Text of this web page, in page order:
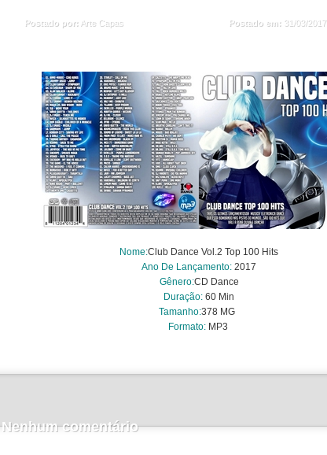
Postado por: Arte Capas Postado em: 31/03/2017
Nome:Club Dance Vol.2 Top 100 Hits
Ano De Lançamento: 2017
Gênero:CD Dance
Duração: 60 Min
Tamanho:378MG
Formato: MP3
Nenhum comentário